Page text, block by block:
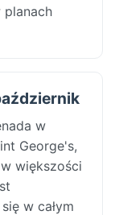
planach
w
George's,
większości
w całym